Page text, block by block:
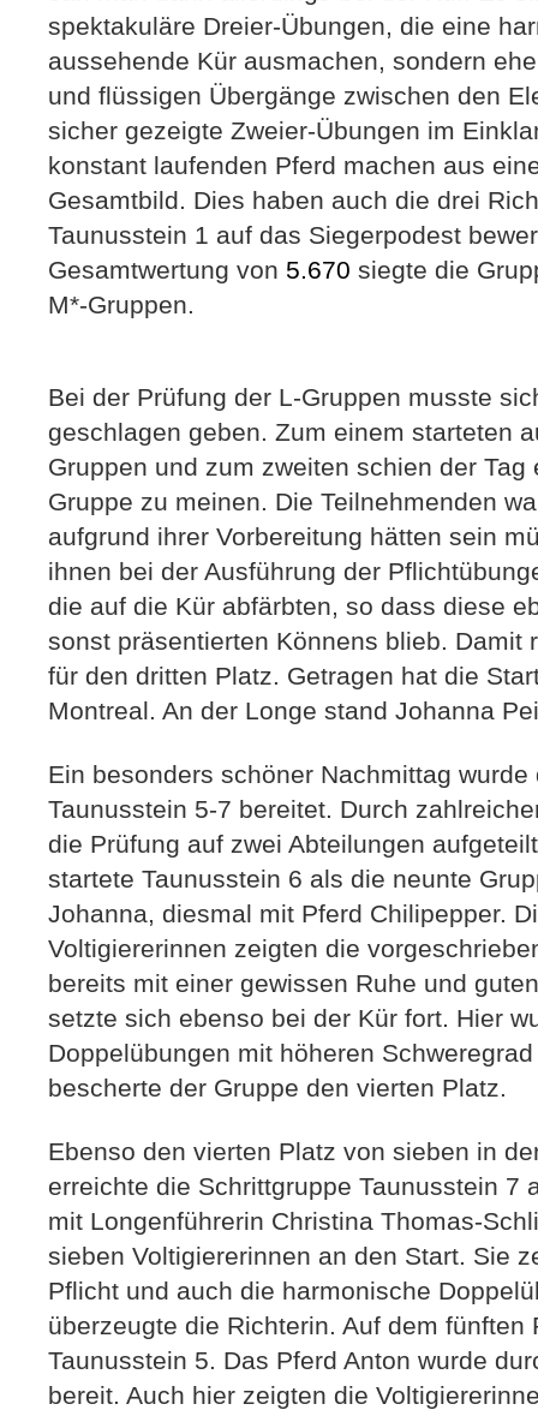
spektakuläre Dreier-Übungen, die eine
aussehende Kür ausmachen, sondern
und flüssigen Übergänge zwischen den
sicher gezeigte Zweier-Übungen im
konstant laufenden Pferd machen aus
Gesamtbild. Dies haben auch die drei
Taunusstein 1 auf das Siegerpodest
Gesamtwertung von 5.670 siegte die
M*-Gruppen.
Bei der Prüfung der L-Gruppen musste
geschlagen geben. Zum einem starteten
Gruppen und zum zweiten schien der
Gruppe zu meinen. Die Teilnehmenden
aufgrund ihrer Vorbereitung hätten sein
ihnen bei der Ausführung der
die auf die Kür abfärbten, so dass diese
sonst präsentierten Könnens blieb. Damit
für den dritten Platz. Getragen hat die
Montreal. An der Longe stand Johanna
Ein besonders schöner Nachmittag
Taunusstein 5-7 bereitet. Durch
die Prüfung auf zwei Abteilungen
startete Taunusstein 6 als die neunte
Johanna, diesmal mit Pferd Chilipepper.
Voltigiererinnen zeigten die
bereits mit einer gewissen Ruhe und
setzte sich ebenso bei der Kür fort. Hier
Doppelübungen mit höheren
bescherte der Gruppe den vierten Platz.
Ebenso den vierten Platz von sieben in
erreichte die Schrittgruppe Taunusstein 7
mit Longenführerin Christina Thomas-
sieben Voltigiererinnen an den Start. Sie
Pflicht und auch die harmonische
überzeugte die Richterin. Auf dem fünften
Taunusstein 5. Das Pferd Anton wurde
bereit. Auch hier zeigten die